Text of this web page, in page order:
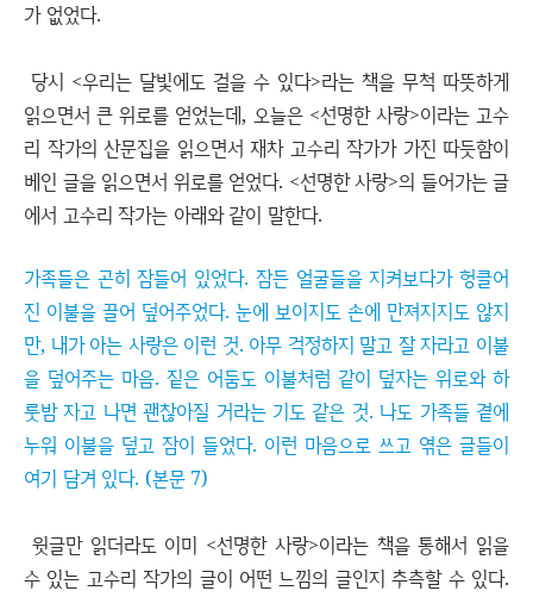
가 없었다.
당시 <우리는 달빛에도 걸을 수 있다>라는 책을 무척 따뜻하게
읽으면서 큰 위로를 얻었는데, 오늘은 <선명한 사랑>이라는 고수
리 작가의 산문집을 읽으면서 재차 고수리 작가가 가진 따듯함이
베인 글을 읽으면서 위로를 얻었다. <선명한 사랑>의 들어가는 글
에서 고수리 작가는 아래와 같이 말한다.
가족들은 곤히 잠들어 있었다. 잠든 얼굴들을 지켜보다가 헝클어
진 이불을 끌어 덮어주었다. 눈에 보이지도 손에 만져지지도 않지
만, 내가 아는 사랑은 이런 것. 아무 걱정하지 말고 잘 자라고 이불
을 덮어주는 마음. 짙은 어둠도 이불처럼 같이 덮자는 위로와 하
룻밤 자고 나면 괜찮아질 거라는 기도 같은 것. 나도 가족들 곁에
누워 이불을 덮고 잠이 들었다. 이런 마음으로 쓰고 엮은 글들이
여기 담겨 있다. (본문 7)
윗글만 읽더라도 이미 <선명한 사랑>이라는 책을 통해서 읽을
수 있는 고수리 작가의 글이 어떤 느낌의 글인지 추측할 수 있다.